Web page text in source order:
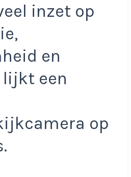
inzet op
en
een
op